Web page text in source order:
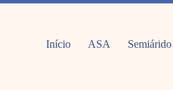
Início ASA Semiárido